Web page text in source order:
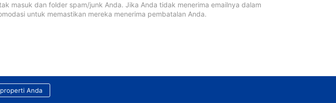
masuk dan folder spam/junk Anda. Jika Anda tidak menerima emailnya dalam
untuk memastikan mereka menerima pembatalan Anda.
Anda